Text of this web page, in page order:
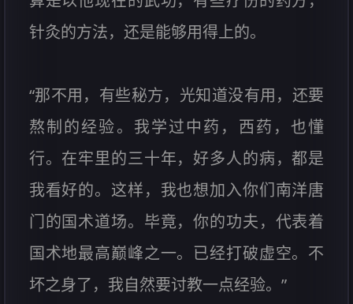
针灸的方法，还是能够用得上的。
“那不用，有些秘方，光知道没有用，还要
熬制的经验。我学过中药，西药，也懂
行。在牢里的三十年，好多人的病，都是
我看好的。这样，我也想加入你们南洋唐
门的国术道场。毕竟，你的功夫，代表着
国术地最高巅峰之一。已经打破虚空。不
坏之身了，我自然要讨教一点经验。”